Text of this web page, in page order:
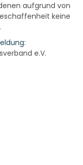
aufgrund von
keine
e.V.